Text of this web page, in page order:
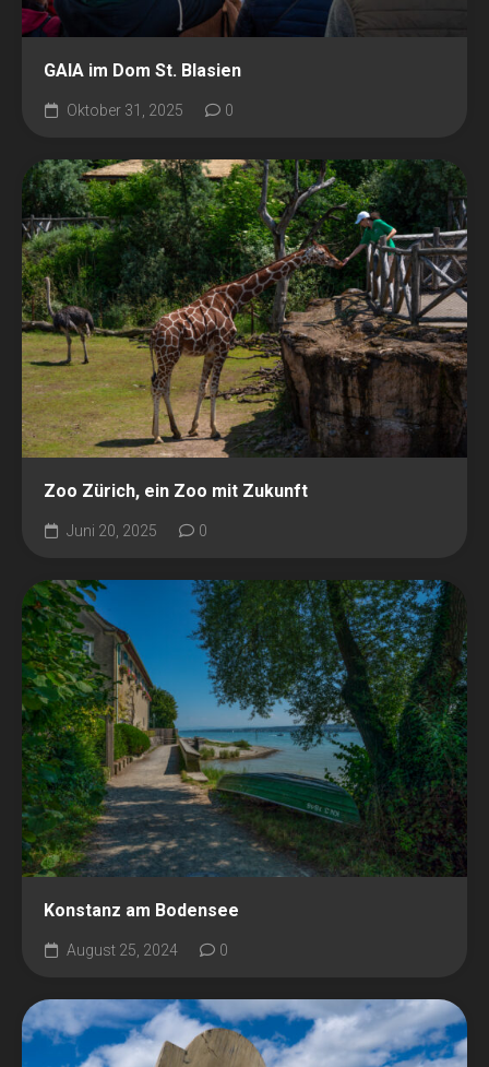
GAIA im Dom St. Blasien
Oktober 31, 2025 0
Zoo Zürich, ein Zoo mit Zukunft
Juni 20, 2025 0
Konstanz am Bodensee
August 25, 2024 0